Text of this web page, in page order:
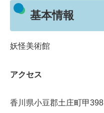
基本情報
妖怪美術館
アクセス
香川県小豆郡土庄町甲398